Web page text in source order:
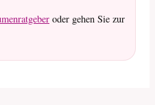
oder gehen Sie zur